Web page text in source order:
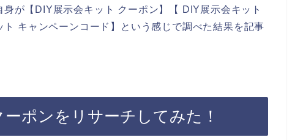
が【DIY展示会キット クーポン】【 DIY展示会キット
キャンペーンコード】という感じで調べた結果を記事
ポンをリサーチしてみた！